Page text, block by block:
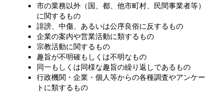
市の業務以外（国、都、他市町村、民間事業者等）
に関するもの
誹謗、中傷、あるいは公序良俗に反するもの
企業の案内や営業活動に類するもの
宗教活動に関するもの
趣旨が不明確もしくは不明なもの
同一もしくは同様な趣旨の繰り返しであるもの
行政機関・企業・個人等からの各種調査やアンケー
トに類するもの